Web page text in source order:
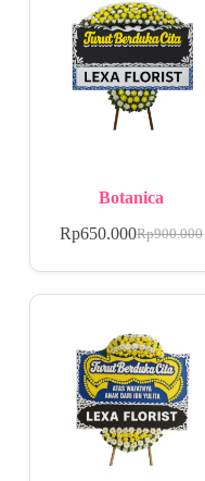
Botanica
Rp900.000
Rp650.000